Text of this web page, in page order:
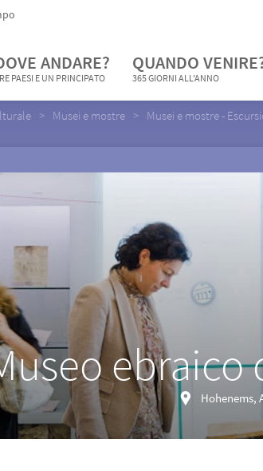
ANDARE?
PAESI E UN PRINCIPATO
QUANDO
365 GIORNI ALL'ANNO
Musei e mostre Musei e mostre -
ebraico
Hohenems,